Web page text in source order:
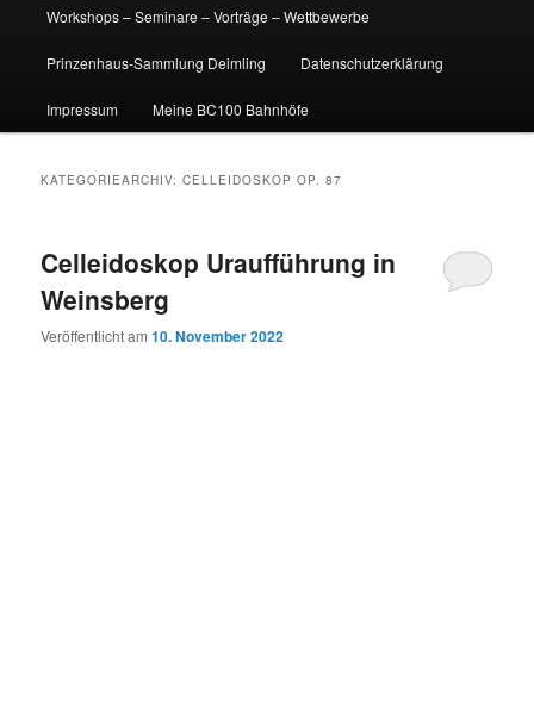
Workshops – Seminare – Vorträge – Wettbewerbe
Prinzenhaus-Sammlung Deimling Datenschutzerklärung
Impressum Meine BC100 Bahnhöfe
KATEGORIEARCHIV:CELLEIDOSKOP OP. 87
Celleidoskop Uraufführung in
Weinsberg
Veröffentlicht am10. November 2022